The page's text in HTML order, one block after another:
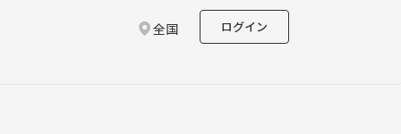
全国 ログイン